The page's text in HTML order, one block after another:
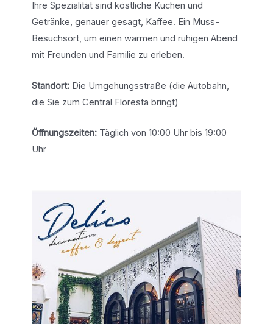
Ihre Spezialität sind köstliche Kuchen und
Getränke, genauer gesagt, Kaffee. Ein Muss-
Besuchsort, um einen warmen und ruhigen Abend
mit Freunden und Familie zu erleben.
Standort:Die Umgehungsstraße (die Autobahn,
die Sie zum Central Floresta bringt)
Öffnungszeiten:Täglich von 10:00 Uhr bis 19:00
Uhr